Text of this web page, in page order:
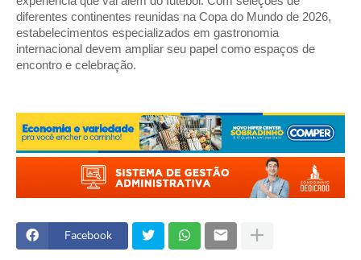
diferentes continentes reunidas na Copa do Mundo de 2026,
estabelecimentos especializados em gastronomia
internacional devem ampliar seu papel como espaços de
encontro e celebração.
Facebook